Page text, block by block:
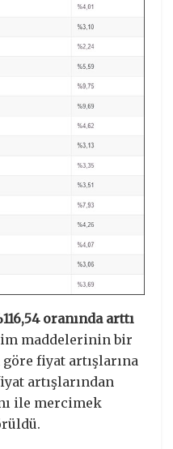
oranında arttı
maddelerinin bir
göre fiyat artışlarına
artışlarından
ile mercimek